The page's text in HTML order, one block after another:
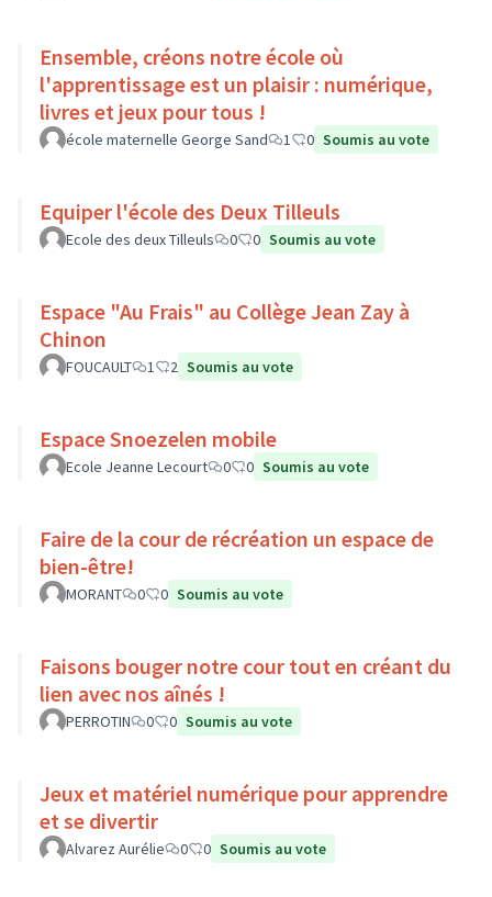
Ensemble, créons notre école où
l'apprentissage est un plaisir : numérique,
livres et jeux pour tous !
école maternelle George Sand 1 0 Soumis au vote
Equiper l'école des Deux Tilleuls
Ecole des deux Tilleuls 0 0 Soumis au vote
Espace "Au Frais" au Collège Jean Zay à
Chinon
FOUCAULT 1 2 Soumis au vote
Espace Snoezelen mobile
Ecole Jeanne Lecourt 0 0 Soumis au vote
Faire de la cour de récréation un espace de
bien-être!
MORANT 0 0 Soumis au vote
Faisons bouger notre cour tout en créant du
lien avec nos aînés !
PERROTIN 0 0 Soumis au vote
Jeux et matériel numérique pour apprendre
et se divertir
Alvarez Aurélie 0 0 Soumis au vote